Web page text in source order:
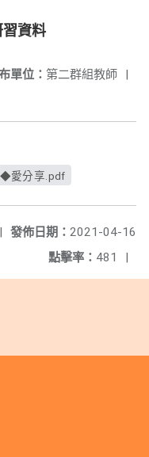
資料
單位： 第二群組教師 |
◆愛分享.pdf
發佈日期： 2021-04-16
|
點擊率： 481 |